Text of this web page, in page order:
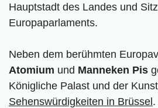
13. Wachau
14. Prag
16. Kopenhagen
17. Stockholm
18. Urlaub in Deutschland
Extra-Tipp: Bahnreisen
Hauptstadt des Landes und
Europaparlaments.
Neben dem berühmten
Atomium und Manneken Pis
Königliche Palast und der
Sehenswürdigkeiten in Brüssel.